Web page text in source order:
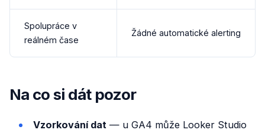
Spolupráce v
reálném čase
Žádné automatické alerting
Na co si dát pozor
Vzorkování dat — u GA4 může Looker Studio